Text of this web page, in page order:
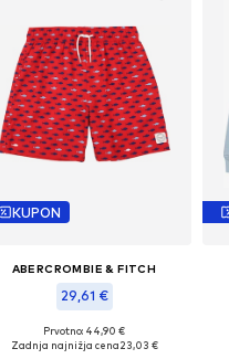
KUPON
ABERCROMBIE & FITCH
29,61 €
Razpoložljive velikosti: 170-176
Prvotno: 44,90 €
Zadnja najnižja cena23,03 €